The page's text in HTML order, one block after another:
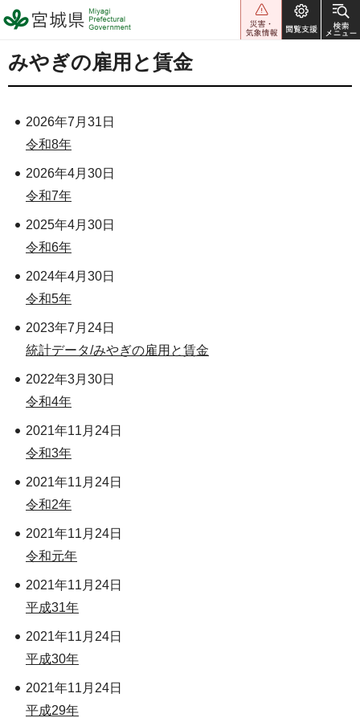
宮城県 Miyagi Prefectural
Government
みやぎの雇用と賃金
2026年7月31日
令和8年
2026年4月30日
令和7年
2025年4月30日
令和6年
2024年4月30日
令和5年
2023年7月24日
統計データ/みやぎの雇用と賃金
2022年3月30日
令和4年
2021年11月24日
令和3年
2021年11月24日
令和2年
2021年11月24日
令和元年
2021年11月24日
平成31年
2021年11月24日
平成30年
2021年11月24日
平成29年